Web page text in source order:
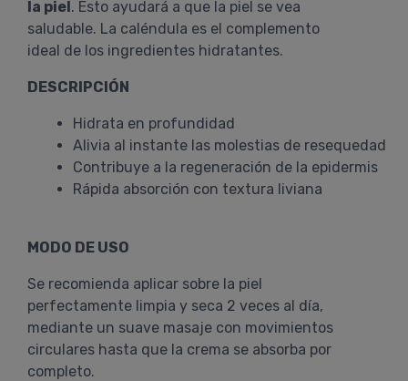
la piel. Esto ayudará a que la piel se vea
saludable. La caléndula es el complemento
ideal de los ingredientes hidratantes.
DESCRIPCIÓN
Hidrata en profundidad
Alivia al instante las molestias de resequedad
Contribuye a la regeneración de la epidermis
Rápida absorción con textura liviana
MODO DE USO
Se recomienda aplicar sobre la piel
perfectamente limpia y seca 2 veces al día,
mediante un suave masaje con movimientos
circulares hasta que la crema se absorba por
completo.